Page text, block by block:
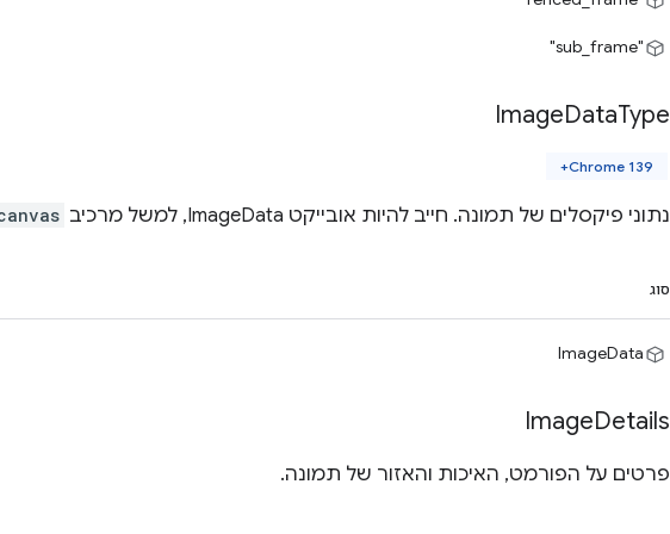
"sub_frame"
ImageDataType
Chrome 139+
נתוני פיקסלים של תמונה. חייב להיות אובייקט ImageData, למשל מרכיב
סוג
ImageData
ImageDetails
פרטים על הפורמט, האיכות והאזור של תמונה.